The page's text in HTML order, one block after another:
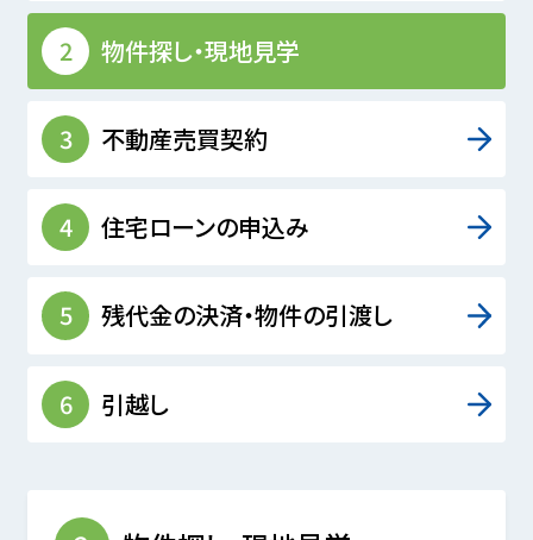
2 物件探し・現地見学
3 不動産売買契約
4 住宅ローンの申込み
5 残代金の決済・物件の引渡し
6 引越し